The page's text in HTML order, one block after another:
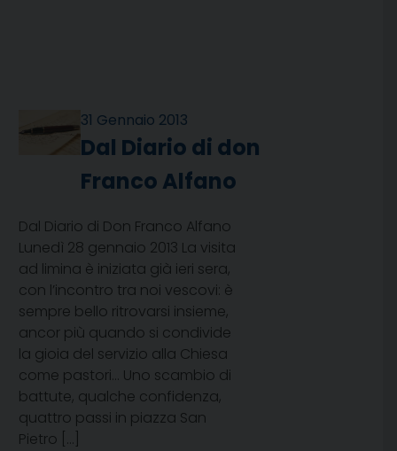
31 Gennaio 2013
Dal Diario di don
Franco Alfano
Dal Diario di Don Franco Alfano 
Lunedì 28 gennaio 2013 La visita
ad limina è iniziata già ieri sera,
con l’incontro tra noi vescovi: è
sempre bello ritrovarsi insieme,
ancor più quando si condivide
la gioia del servizio alla Chiesa
come pastori… Uno scambio di
battute, qualche confidenza,
quattro passi in piazza San
Pietro […]